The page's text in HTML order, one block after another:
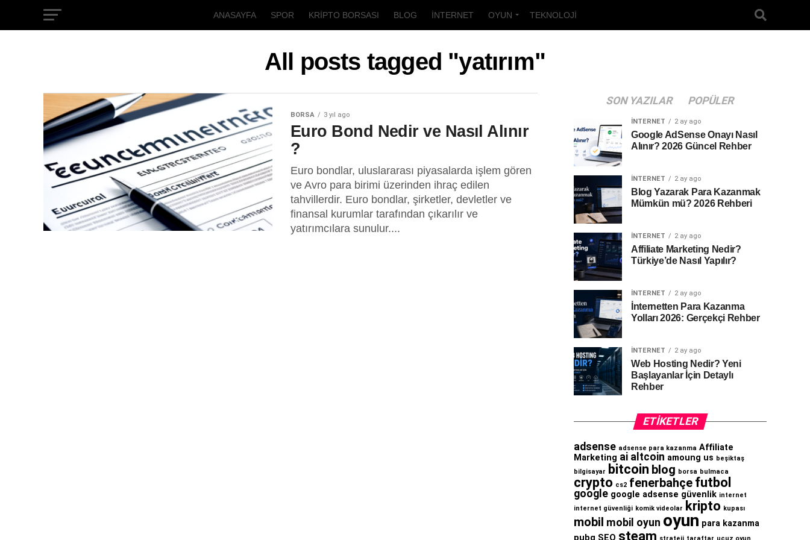
ANASAYFA SPOR KRIPTO BORSASI BLOG İNTERNET OYUN TEKNOLOJI
All posts tagged "yatırım"
BORSA 3 yıl ago
Euro Bond Nedir ve Nasıl Alınır
?
Euro bondlar, uluslararası piyasalarda işlem gören
ve Avro para birimi üzerinden ihraç edilen
tahvillerdir. Euro bondlar, şirketler, devletler ve
finansal kurumlar tarafından çıkarılır ve
yatırımcılara sunulur....
SON YAZILAR POPÜLER
İNTERNET 2 ay ago
Google AdSense Onayı Nasıl
Alınır? 2026 Güncel Rehber
İNTERNET 2 ay ago
Blog Yazarak Para Kazanmak
Mümkün mü? 2026 Rehberi
İNTERNET 2 ay ago
Affiliate Marketing Nedir?
Türkiye’de Nasıl Yapılır?
İNTERNET 2 ay ago
İnternetten Para Kazanma
Yolları 2026: Gerçekçi Rehber
İNTERNET 2 ay ago
Web Hosting Nedir? Yeni
Başlayanlar İçin Detaylı
Rehber
ETIKETLER
adsense adsense para kazanma Affiliate
Marketing ai altcoin amoung us beşiktaş
bilgisayar bitcoin blog borsa bulmaca
crypto cs2 fenerbahçe futbol
google google adsense güvenlik internet
internet güvenliği komik videolar kripto kupası
mobil mobil oyun oyun para kazanma
pubg SEO steam